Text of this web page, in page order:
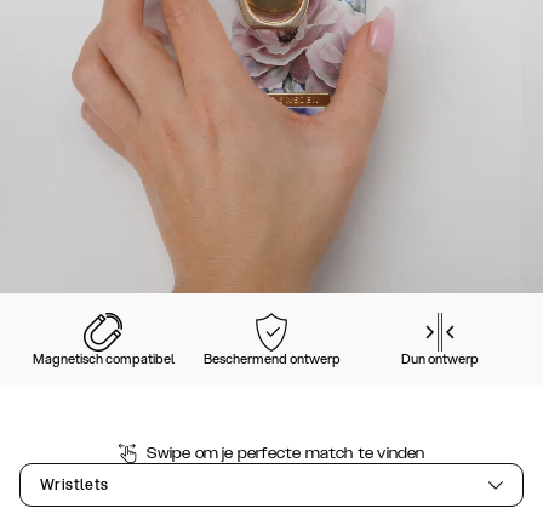
Magnetisch compatibel Beschermend ontwerp Dun ontwerp
Swipe om je perfecte match te vinden
Wristlets